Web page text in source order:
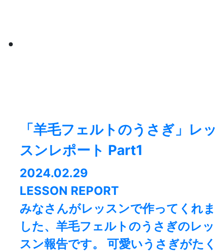
「羊毛フェルトのうさぎ」レッ
スンレポート Part1
2024.02.29
LESSON REPORT
みなさんがレッスンで作ってくれま
した、羊毛フェルトのうさぎのレッ
スン報告です。 可愛いうさぎがたく